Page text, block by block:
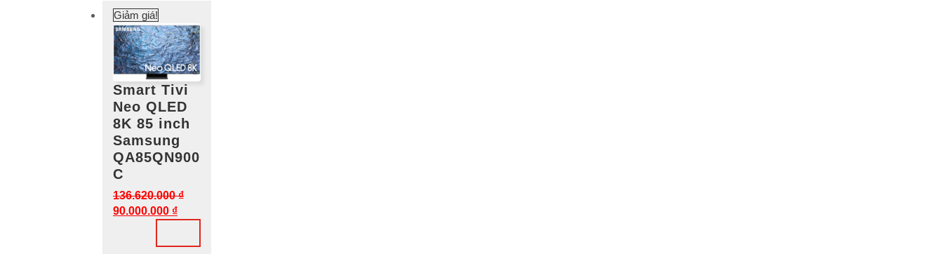
Giảm giá!
Smart Tivi
Neo QLED
8K 85 inch
Samsung
QA85QN900
C
136.620.000₫
Giá
90.000.000 ₫